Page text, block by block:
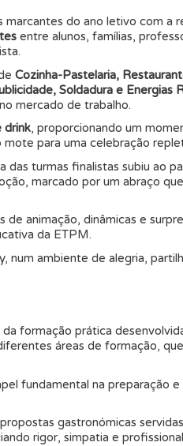
do ano letivo com a
entre alunos, famílias,
Cozinha-Pastelaria,
Soldadura e Energias
mercado de trabalho.
drink, proporcionando um
para uma celebração
turmas finalistas subiu ao
marcado por um abraço
animação, dinâmicas e
da ETPM.
ambiente de alegria,
formação prática
áreas de formação,
fundamental na preparação
gastronómicas
rigor, simpatia e